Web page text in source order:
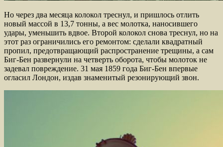
Но через два месяца колокол треснул, и пришлось отлить
новый массой в 13,7 тонны, а вес молотка, наносившего
удары, уменьшить вдвое. Второй колокол снова треснул, но на
этот раз ограничились его ремонтом: сделали квадратный
пропил, предотвращающий распространение трещины, а сам
Биг-Бен развернули на четверть оборота, чтобы молоток не
задевал повреждение. 31 мая 1859 года Биг-Бен впервые
огласил Лондон, издав знаменитый резонирующий звон.